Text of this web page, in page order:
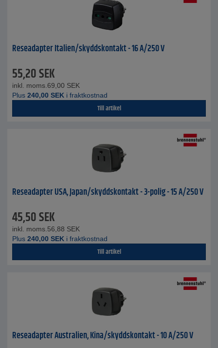
Reseadapter Italien/skyddskontakt - 16 A/250 V
55,20SEK
inkl. moms. 69,00 SEK
Plus 240,00 SEK i fraktkostnad
Till artikel
Reseadapter USA, Japan/skyddskontakt - 3-polig - 15 A/250 V
45,50SEK
inkl. moms. 56,88 SEK
Plus 240,00 SEK i fraktkostnad
Till artikel
Reseadapter Australien, Kina/skyddskontakt - 10 A/250 V